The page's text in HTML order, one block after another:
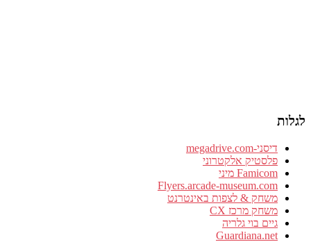
לגלות
דיסני-megadrive.com
פלסטיק אלקטרוני
Famicom מיני
Flyers.arcade-museum.com
משחק & לצפות באינטרנט
משחק מרכז CX
גיים בוי גלריה
Guardiana.net